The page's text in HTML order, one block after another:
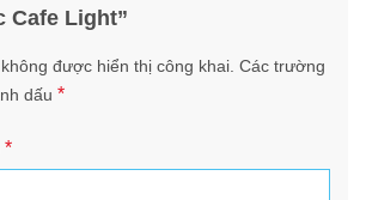
Cafe Light”
được hiển thị công khai. Các trường
dấu *
*